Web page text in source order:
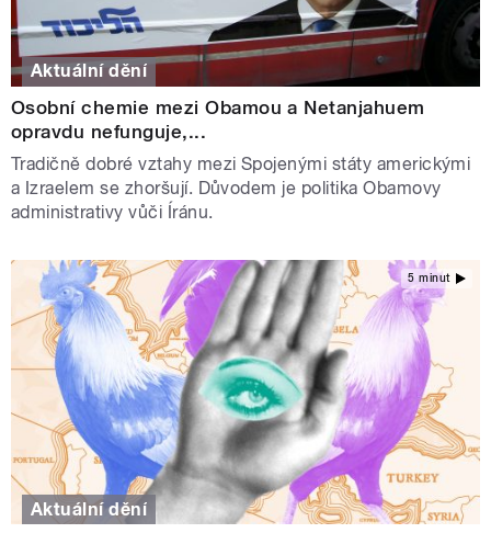
Aktuální dění
Osobní chemie mezi Obamou a Netanjahuem
opravdu nefunguje,...
Tradičně dobré vztahy mezi Spojenými státy americkými
a Izraelem se zhoršují. Důvodem je politika Obamovy
administrativy vůči Íránu.
5 minut
Aktuální dění